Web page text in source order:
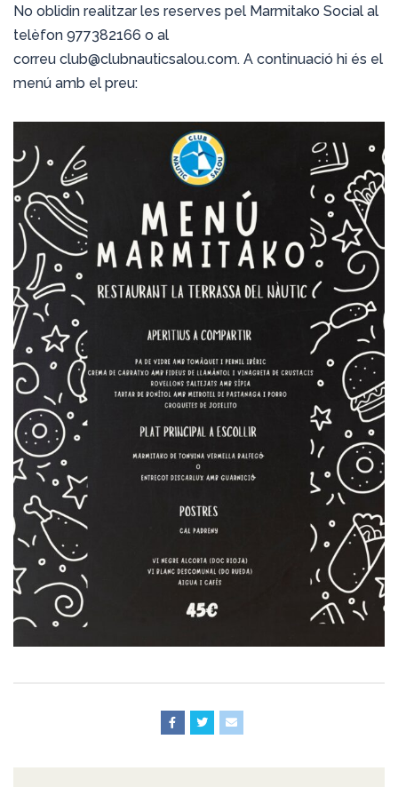
No oblidin realitzar les reserves pel Marmitako Social al
telèfon 977382166 o al
correu club@clubnauticsalou.com. A continuació hi és el
menú amb el preu: